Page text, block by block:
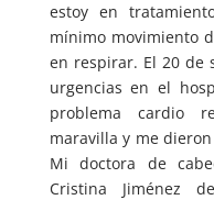
estoy en
mínimo movimiento
en respirar. El 20 de
urgencias en el
problema cardio
maravilla y me
Mi doctora de
Cristina Jiménez